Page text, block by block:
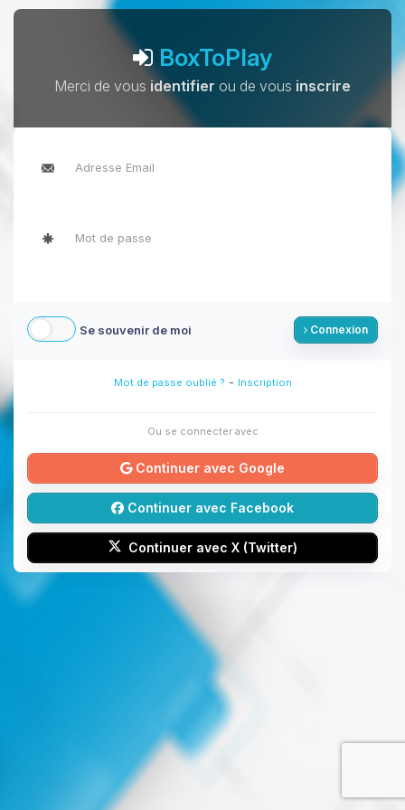
BoxToPlay
Merci de vous identifier ou de vous inscrire
Se souvenir de moi Connexion
Mot de passe oublié ? - Inscription
Ou se connecter avec
Continuer avec Google
Continuer avec Facebook
Continuer avec X (Twitter)